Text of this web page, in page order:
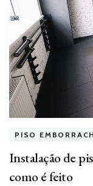
PISO
Instalação de
como é feito